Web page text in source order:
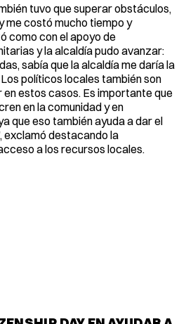
tuvo que superar obstáculos,
me costó mucho tiempo y
como con el apoyo de
y la alcaldía pudo avanzar:
sabía que la alcaldía me daría la
políticos locales también son
en estos casos. Es importante que
en la comunidad y en
que eso también ayuda a dar el
exclamó destacando la
a los recursos locales.